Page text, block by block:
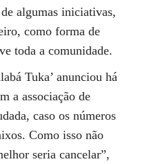
algumas iniciativas,
como forma de
toda a comunidade.
Tuka’ anunciou há
a associação de
caso os números
Como isso não
seria cancelar”,